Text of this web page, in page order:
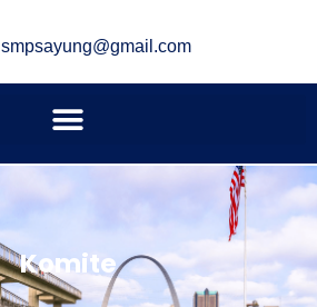
smpsayung@gmail.com
Komite